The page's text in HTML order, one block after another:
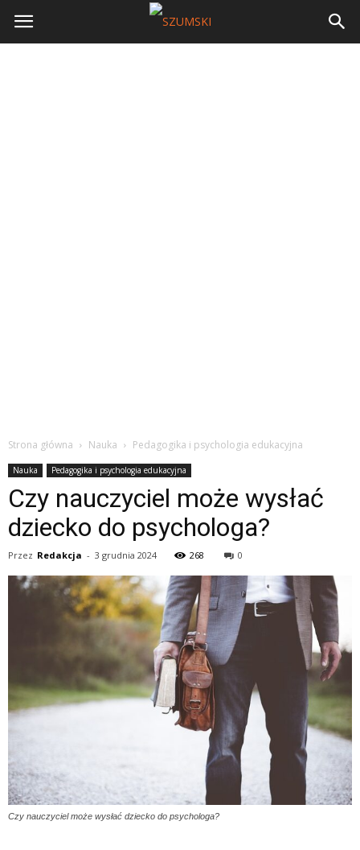
Strona główna Nauka Pedagogika i psychologia edukacyjna
Nauka Pedagogika i psychologia edukacyjna
Czy nauczyciel może wysłać
dziecko do psychologa?
Przez Redakcja - 3 grudnia 2024 268 0
Czy nauczyciel może wysłać dziecko do psychologa?